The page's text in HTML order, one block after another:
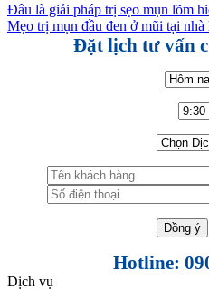
Đâu là giải pháp trị sẹo mụn lõm
Mẹo trị mụn đầu đen ở mũi tại nhà
Đặt lịch tư vấn
Hotline:
Dịch vụ